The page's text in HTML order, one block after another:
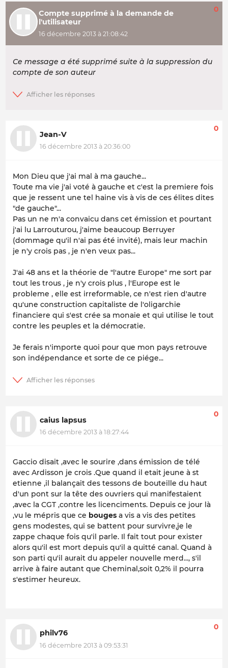
Compte supprimé à la demande de
l'utilisateur
16 décembre 2013 à 21:08:42
0
Ce message a été supprimé suite à la suppression du
compte de son auteur
Jean-V
16 décembre 2013 à 20:36:00
0
Mon Dieu que j'ai mal à ma gauche...
Toute ma vie j'ai voté à gauche et c'est la premiere fois
que je ressent une tel haine vis à vis de ces élites dites
"de gauche"...
Pas un ne m'a convaicu dans cet émission et pourtant
j'ai lu Larrouturou, j'aime beaucoup Berruyer
(dommage qu'il n'ai pas été invité), mais leur machin
je n'y crois pas , je n'en veux pas...
J'ai 48 ans et la théorie de "l'autre Europe" me sort par
tout les trous , je n'y crois plus , l'Europe est le
probleme , elle est irreformable, ce n'est rien d'autre
qu'une construction capitaliste de l'oligarchie
financiere qui s'est crée sa monaie et qui utilise le tout
contre les peuples et la démocratie.
Je ferais n'importe quoi pour que mon pays retrouve
son indépendance et sorte de ce piége...
caius lapsus
16 décembre 2013 à 18:27:44
0
Gaccio disait ,avec le sourire ,dans émission de télé
avec Ardisson je crois .Que quand il etait jeune à st
etienne ,il balançait des tessons de bouteille du haut
d'un pont sur la tête des ouvriers qui manifestaient
,avec la CGT ,contre les licenciments. Depuis ce jour là
,vu le mépris que ce bouges a vis a vis des petites
gens modestes, qui se battent pour survivre,je le
zappe chaque fois qu'il parle. Il fait tout pour exister
alors qu'il est mort depuis qu'il a quitté canal. Quand à
son parti qu'il aurait du appeler nouvelle merd..., s'il
arrive à faire autant que Cheminal,soit 0,2% il pourra
s'estimer heureux.
philv76
16 décembre 2013 à 09:53:31
0